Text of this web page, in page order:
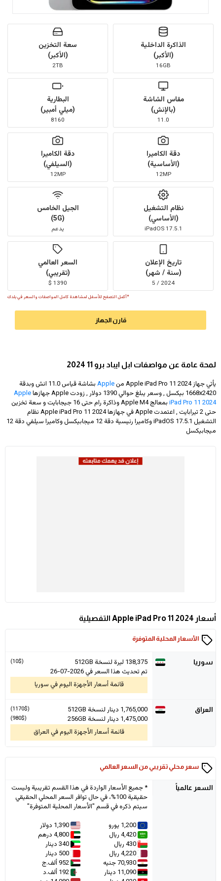
الذاكرة الداخلية
(الأكبر)
16GB
سعة التخزين
(الأكبر)
2TB
مقاس الشاشة
(بالإنش)
11.0
البطارية
(ميلي أمبير)
8160
دقة الكاميرا
(الأساسية)
12MP
دقة الكاميرا
(السيلفي)
12MP
نظام التشغيل
(الأساسي)
iPadOS 17.5.1
الجيل الخامس
(5G)
يدعم
تاريخ الإعلان
(سنة / شهر)
2024 / 5
السعر العالمي
(تقريبي)
1390 $
*أكمل التصفح للأسفل لمشاهدة كامل المواصفات والسعر في بلدك
قارن الجهاز
لمحة عامة عن مواصفات ابل ايباد برو 11 2024
يأتي جهاز Apple iPad Pro 11 2024 من Apple بشاشة قياس 11.0 انش وبدقة
1668x2420 بيكسل , وسعر يبلغ حوالي 1390 دولار , زودت Apple جهازها
Apple
iPad Pro 11 2024
بمعالج Apple M4 وذاكرة رام حتى 16 جيجابايت و سعة تخزين
حتى 2 تيرابايت , اعتمدت Apple في جهازها Apple iPad Pro 11 2024 نظام
التشغيل iPadOS 17.5.1 وكاميرا رئيسية دقة 12 ميجابيكسل وكاميرا سيلفي دقة 12
ميجابيكسل
أسعار Apple iPad Pro 11 2024 التفصيلية
الأسعار المحلية المتوفرة
سوريا 138,375
(10$)
ليرة لنسخة 512GB
تم تحديث هذا السعر في 2026-07-26
قائمة أسعار الأجهزة اليوم في سوريا
العراق 1,765,000
(1170$)
دينار لنسخة 512GB
1,475,000
(980$)
دينار لنسخة 256GB
قائمة أسعار الأجهزة اليوم في العراق
سعر محلي تقريبي من السعر العالمي
السعر عالمياً
* جميع الأسعار الواردة في هذا القسم تقريبية وليست
حقيقية 100%، في حال توافر السعر المحلي الحقيقي
سيتم ذكره في قسم "الأسعار المحلية المتوفرة"
1,200 يورو
1,390 دولار
4,420 ريال
4,800 درهم
430 ريال
340 دينار
4,220 ريال
500 دينار
70,930 جنيه
952 ألف.ج
11,090 دينار
192 ألف.د